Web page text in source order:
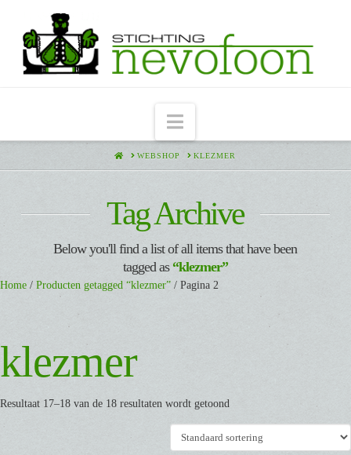
Navigation
HOMEWEBSHOP KLEZMER
Tag Archive
Below you'll find a list of all items that have been
tagged as “klezmer”
Home / Producten getagged “klezmer” / Pagina 2
klezmer
Resultaat 17–18 van de 18 resultaten wordt getoond